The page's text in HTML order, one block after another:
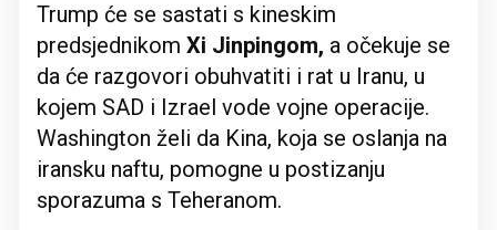
Trump će se sastati s kineskim
predsjednikom Xi Jinpingom, a očekuje se
da će razgovori obuhvatiti i rat u Iranu, u
kojem SAD i Izrael vode vojne operacije.
Washington želi da Kina, koja se oslanja na
iransku naftu, pomogne u postizanju
sporazuma s Teheranom.